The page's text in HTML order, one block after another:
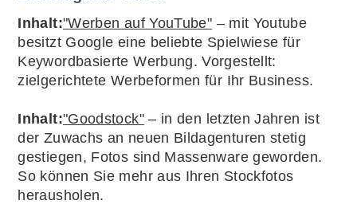
Inhalt:"Werben auf YouTube" – mit Youtube
besitzt Google eine beliebte Spielwiese für
Keywordbasierte Werbung. Vorgestellt:
zielgerichtete Werbeformen für Ihr Business.
Inhalt:"Goodstock"– in den letzten Jahren ist
der Zuwachs an neuen Bildagenturen stetig
gestiegen, Fotos sind Massenware geworden.
So können Sie mehr aus Ihren Stockfotos
herausholen.